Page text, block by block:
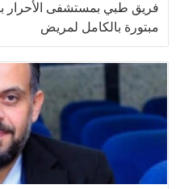
فريق طبي بمستشفى الأحرار
مبتورة بالكامل لمريض